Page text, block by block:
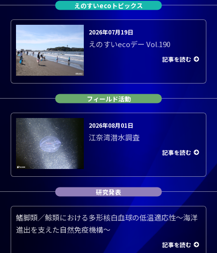
えのすいecoトピックス
2026年07月19日
えのすいecoデー Vol.190
記事を読む
フィールド活動
2026年08月01日
江奈湾潜水調査
記事を読む
研究発表
鰭脚類／鯨類における多形核白血球の低温適応性～海洋
進出を支えた自然免疫機構～
記事を読む